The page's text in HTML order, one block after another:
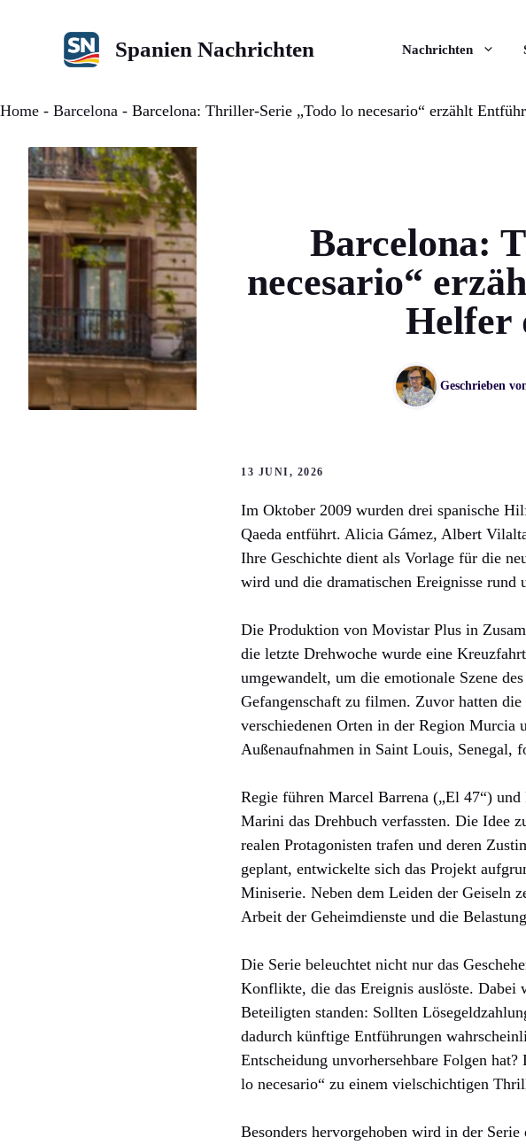
Spanien Nachrichten Nachrichten
Home - Barcelona - Barcelona: Thriller-Serie „Todo lo necesario“ erzählt
Barcelona:
necesario“
Helfer
Geschrieben
13 JUNI, 2026
Im Oktober 2009 wurden drei spanische
Qaeda entführt. Alicia Gámez, Albert
Ihre Geschichte dient als Vorlage für die
wird und die dramatischen Ereignisse
Die Produktion von Movistar Plus in
die letzte Drehwoche wurde eine
umgewandelt, um die emotionale Szene
Gefangenschaft zu filmen. Zuvor hatten
verschiedenen Orten in der Region Murcia
Außenaufnahmen in Saint Louis, Senegal,
Regie führen Marcel Barrena („El 47“)
Marini das Drehbuch verfassten. Die Idee
realen Protagonisten trafen und deren
geplant, entwickelte sich das Projekt
Miniserie. Neben dem Leiden der Geiseln
Arbeit der Geheimdienste und die
Die Serie beleuchtet nicht nur das
Konflikte, die das Ereignis auslöste.
Beteiligten standen: Sollten
dadurch künftige Entführungen
Entscheidung unvorhersehbare Folgen
lo necesario“ zu einem vielschichtigen
Besonders hervorgehoben wird in der